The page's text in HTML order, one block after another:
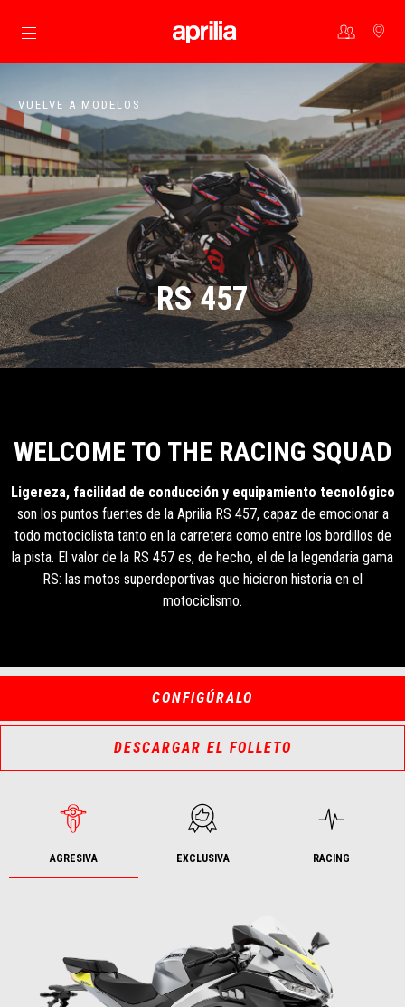
Ir al contenido principal
VUELVE A MODELOS
RS 457
WELCOME TO THE RACING SQUAD
Ligereza, facilidad de conducción y equipamiento tecnológico
son los puntos fuertes de la Aprilia RS 457, capaz de emocionar a
todo motociclista tanto en la carretera como entre los bordillos de
la pista. El valor de la RS 457 es, de hecho, el de la legendaria gama
RS: las motos superdeportivas que hicieron historia en el
motociclismo.
CONFIGÚRALO
DESCARGAR EL FOLLETO
AGRESIVA EXCLUSIVA RACING